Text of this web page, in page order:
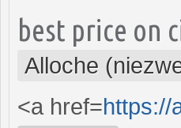
best price on
Alloche
<a href=https://